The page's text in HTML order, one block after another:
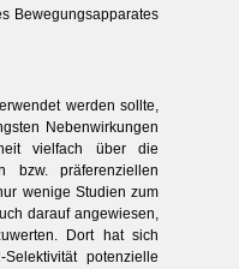
Bewegungsapparates
werden sollte,
Nebenwirkungen
vielfach über die
bzw. präferenziellen
wenige Studien zum
darauf angewiesen,
Dort hat sich
potenzielle